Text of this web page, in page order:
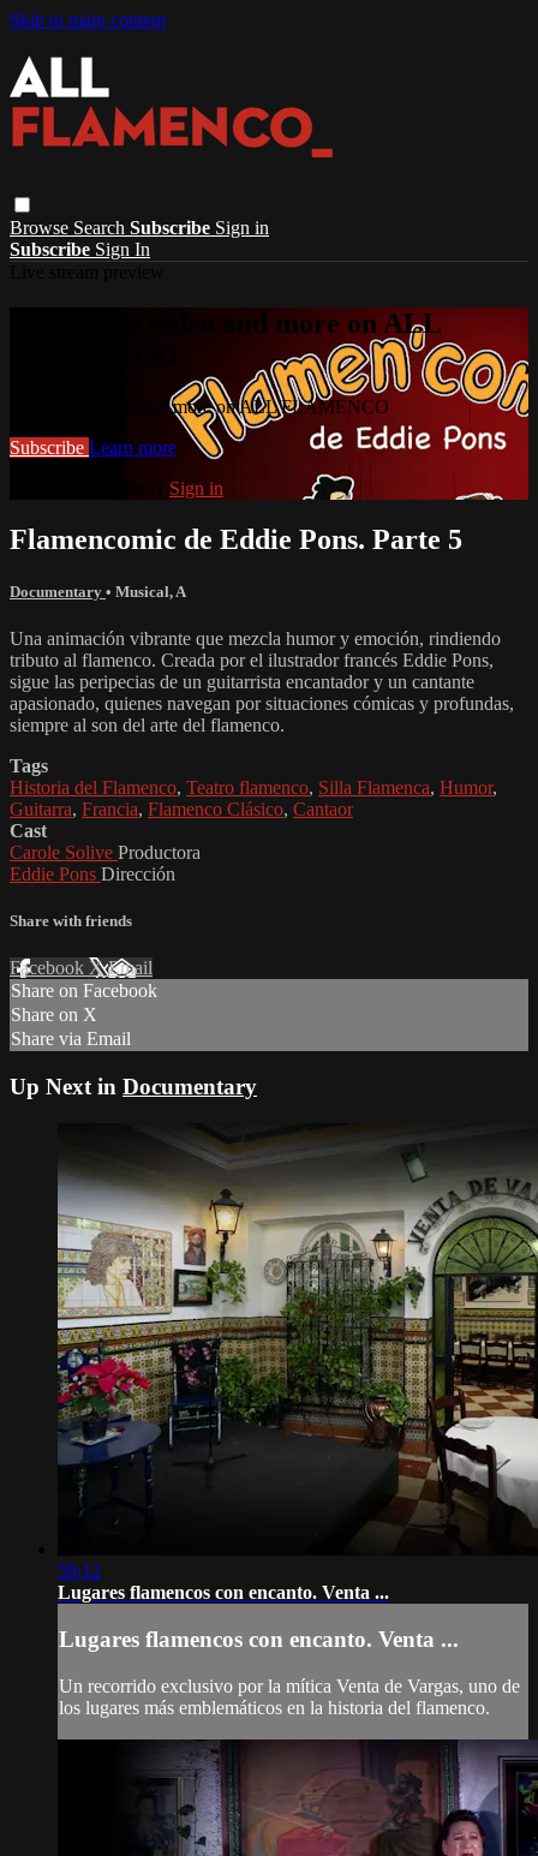
Skip to main content
Browse Search Subscribe Sign in
Subscribe Sign In
Watch this video and more on ALL
Watch this video and more on ALL FLAMENCO
Subscribe Learn more
Sign in
Flamencomic de Eddie Pons. Parte 5
Documentary • Musical, A
Una animación vibrante que mezcla humor y emoción, rindiendo
tributo al flamenco. Creada por el ilustrador francés Eddie Pons,
sigue las peripecias de un guitarrista encantador y un cantante
apasionado, quienes navegan por situaciones cómicas y profundas,
siempre al son del arte del flamenco.
Tags
Historia del Flamenco, Teatro flamenco, Silla Flamenca, Humor,
Guitarra, Francia, Flamenco Clásico, Cantaor
Cast
Carole Solive Productora
Eddie Pons Dirección
Share with friends
Facebook XEmail
Share on Facebook
Share on X
Share via Email
Up Next in Documentary
59:12
Lugares flamencos con encanto. Venta ...
Lugares flamencos con encanto. Venta ...
Un recorrido exclusivo por la mítica Venta de Vargas, uno de
los lugares más emblemáticos en la historia del flamenco.